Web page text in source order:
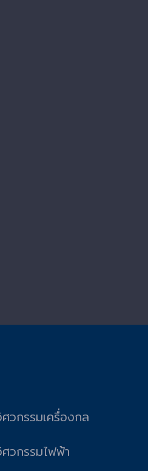
วกรรมเครื่องกล
วกรรมไฟฟ้า